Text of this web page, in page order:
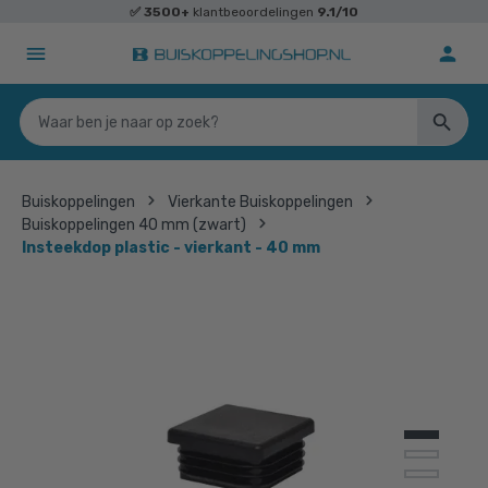
✅ 3500+ klantbeoordelingen 9.1/10
Buiskoppelingen
Vierkante Buiskoppelingen
Buiskoppelingen 40 mm (zwart)
Insteekdop plastic - vierkant - 40 mm